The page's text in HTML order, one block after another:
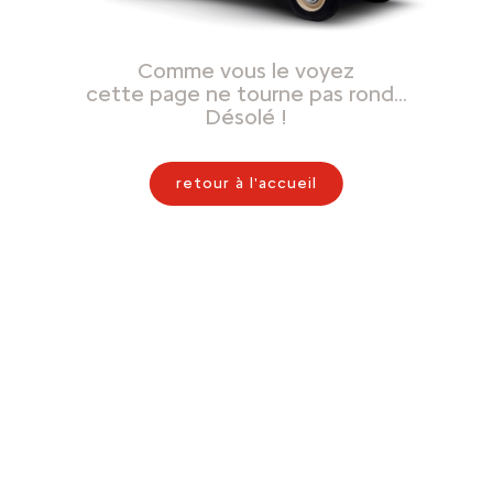
Comme vous le voyez
cette page ne tourne pas rond…
Désolé !
retour à l'accueil